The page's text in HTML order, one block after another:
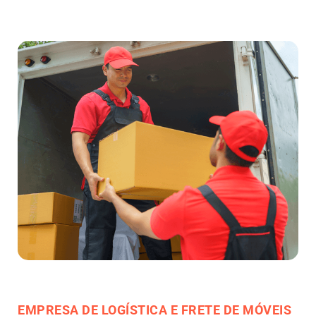
EMPRESA DE LOGÍSTICA E FRETE DE MÓVEIS